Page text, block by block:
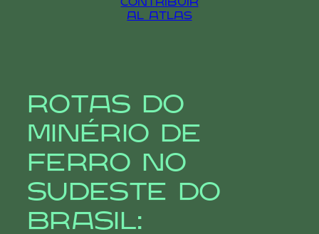
contribuir
al atlas
Rotas do
Minério de
Ferro no
Sudeste do
Brasil: